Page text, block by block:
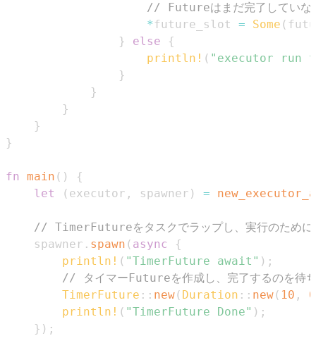
// Futureはまだ完了していな
*future_slot = Some (
}
else
{
println! ( "executor run
}
}
}
}
}
fn main ( )
{
let
( executor , spawner ) =
// TimerFutureをタスクでラップし、実行のために
    spawner
. spawn ( async
{
println! ( "TimerFuture await" ) ;
// タイマーFutureを作成し、完了するのを待
TimerFuture :: new( Duration :: new( 10 ,
0
println! ( "TimerFuture Done" ) ;
} ) ;